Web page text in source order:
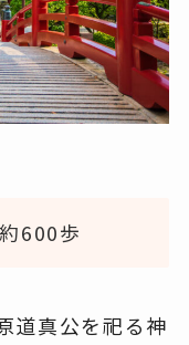
600歩
道真公を祀る神